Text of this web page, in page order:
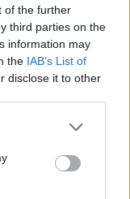
of the further
third parties on the
information may
the IAB’s List of
disclose it to other
or more Google
You may click to
party tags to
in below Google